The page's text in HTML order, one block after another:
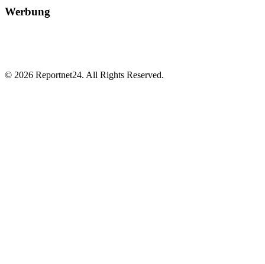
Werbung
© 2026 Reportnet24. All Rights Reserved.